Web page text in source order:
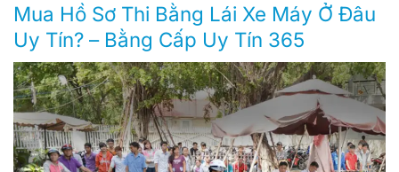
Mua Hồ Sơ Thi Bằng Lái Xe Máy Ở Đâu
Uy Tín? – Bằng Cấp Uy Tín 365